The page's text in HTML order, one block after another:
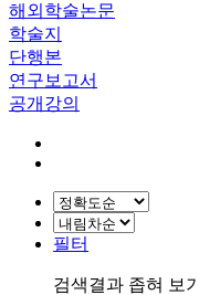
해외학술논문
학술지
단행본
연구보고서
공개강의
필터
검색결과 좁혀 보기